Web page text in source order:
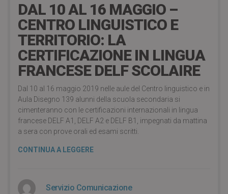
DAL 10 AL 16 MAGGIO –
CENTRO LINGUISTICO E
TERRITORIO: LA
CERTIFICAZIONE IN LINGUA
FRANCESE DELF SCOLAIRE
Dal 10 al 16 maggio 2019 nelle aule del Centro linguistico e in
Aula Disegno 139 alunni della scuola secondaria si
cimenteranno con le certificazioni internazionali in lingua
francese DELF A1, DELF A2 e DELF B1, impegnati da mattina
a sera con prove orali ed esami scritti.
CONTINUA A LEGGERE
Servizio Comunicazione